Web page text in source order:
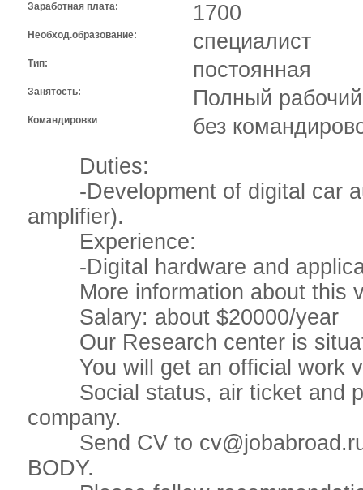
Заработная плата: 1700
Необход.образование: специалист
Тип: постоянная
Занятость: Полный
Командировки
без
Duties:
-Development of digital car
amplifier).
Experience:
-Digital hardware and
More information about this
Salary: about $20000/year
Our Research center is
You will get an official work
Social status, air ticket and
company.
Send CV to cv@jobabroad.ru
BODY.